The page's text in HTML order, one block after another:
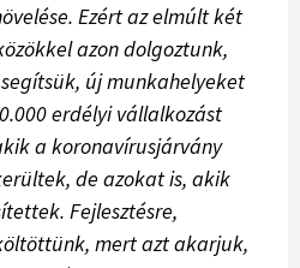
Ezért az elmúlt két
azon dolgoztunk,
új munkahelyeket
erdélyi vállalkozást
a koronavírusjárvány
de azokat is, akik
Fejlesztésre,
mert azt akarjuk,